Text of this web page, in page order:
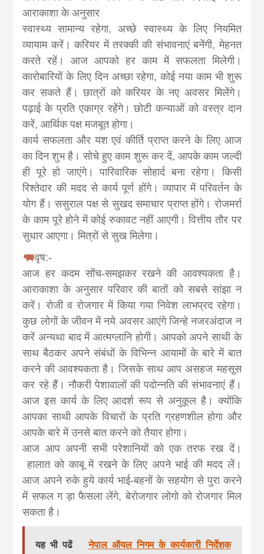
आराकाशा के अनुसार
स्वास्थ्य सामान्य रहेगा, अच्छे स्वास्थ्य के लिए नियमित
व्यायाम करें। करियर में तरक्की की संभावनाएं बनेंगी, मेहनत
करते रहें। आज आपको हर काम में सफलता मिलेगी।
कारोबारियों के लिए दिन अच्छा रहेगा, कोई नया काम भी शुरू
कर सकते हैं। छात्रों को करियर के नए अवसर मिलेंगे।
पढ़ाई के प्रति एकाग्र रहेंगे। छोटी कन्याओं को वस्त्र दान
करें, आर्थिक पक्ष मजबूत होगा।
कार्य सफलता और यश एवं कीर्ति प्राप्त करने के लिए आज
का दिन शुभ है। सोचे हुए काम शुरू कर दें, आपके काम जल्दी
ही पूरे हो जाएंगे। पारिवारिक सोहार्द बना रहेगा। किसी
रिश्तेदार की मदद से कार्य पूर्ण होंगे। व्यापार में परिवर्तन के
योग हैं। ससुराल पक्ष से सुखद समाचार प्राप्त होंगे। रोजमर्रा
के काम पूरे होने में कोई रुकावट नहीं आएगी। वित्तीय तौर पर
सुधार आएगा। मित्रों से सुख मिलेगा।
वृष:-
आज हर कदम सोंच-समझकर रखने की आवश्यकता है।
आराकाशा के अनुसार परिवार की बातों को सबसे सांझा न
करें। रोजी व रोजगार में किया गया निवेश लाभप्रद रहेगा।
कुछ लोगों के जीवन में नये अवसर आएंगे जिन्हे नजरअंदाज न
करें अन्यथा बाद में आत्मग्लानि होगी। आपको अपने साथी के
साथ बैठकर अपने संबंधों के विभिन्न आयामों के बारे में बात
करने की आवश्यकता है। जिसके साथ आप असहज महसूस
कर रहे हैं। नौकरी पेशावालों की पदोन्नति की संभावनाएं हैं।
आज इस कार्य के लिए आदर्श रूप से अनुकूल है। क्योंकि
आपका साथी आपके विचारों के प्रति ग्रहणशील होगा और
आपके बारे में उनसे बात करने को तैयार होगा।
आज आप अपनी सभी परेशानियों को एक तरफ रख दें।
हालात को काबू में रखने के लिए अपने भाई की मदद लें।
आज अपने रुके हुये कार्य भाई-बहनों के सहयोग से पुरा करने
में सफल ग ड़ा फैसला लेंगे, बेरोजगार लोगो को रोजगार मिल
सकता है।
यह भी पढें नेपाल ऑयल निगम के कार्यकारी निर्देशक